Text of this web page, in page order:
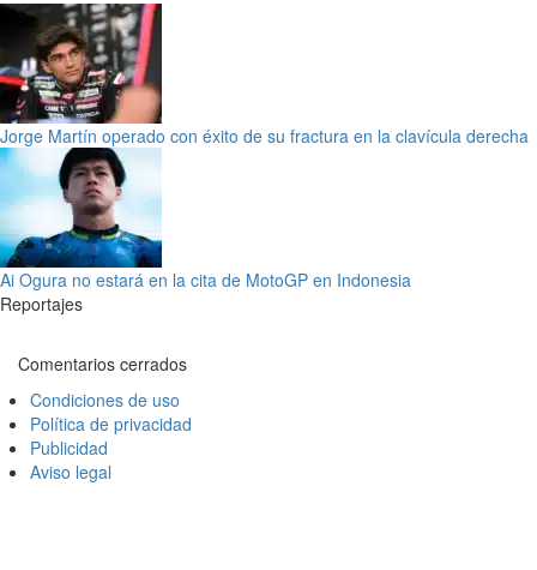
Jorge Martín operado con éxito de su fractura en la clavícula derecha
Ai Ogura no estará en la cita de MotoGP en Indonesia
Reportajes
Comentarios cerrados
Condiciones de uso
Política de privacidad
Publicidad
Aviso legal